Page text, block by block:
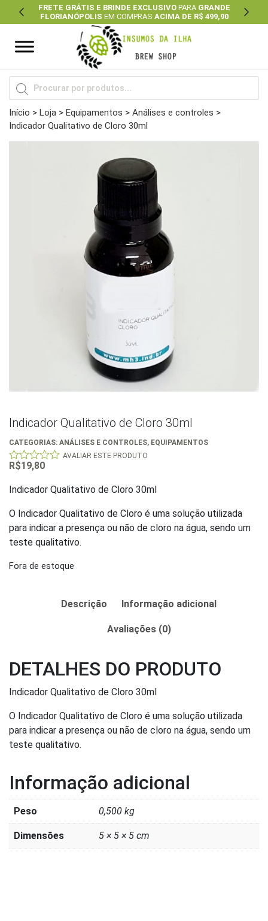
FRETE GRÁTIS E BRINDE EXCLUSIVOPARA GRANDE
FLORIANÓPOLIS EM COMPRAS ACIMA DE R$ 499,90
Previous Next
Pesquisar
produtos
Início > Loja > Equipamentos > Análises e controles >
Indicador Qualitativo de Cloro 30ml
Indicador Qualitativo de Cloro 30ml
CATEGORIAS: ANÁLISES E CONTROLES, EQUIPAMENTOS
0
of
5
AVALIAR ESTE PRODUTO
R$19,80
Indicador Qualitativo de Cloro 30ml
O Indicador Qualitativo de Cloro é uma solução utilizada
para indicar a presença ou não de cloro na água, sendo um
teste qualitativo.
Fora de estoque
Descrição Informação adicional
Avaliações (0)
DETALHES DO PRODUTO
Indicador Qualitativo de Cloro 30ml
O Indicador Qualitativo de Cloro é uma solução utilizada
para indicar a presença ou não de cloro na água, sendo um
teste qualitativo.
Informação adicional
Peso 0,500 kg
Dimensões 5 × 5 × 5 cm